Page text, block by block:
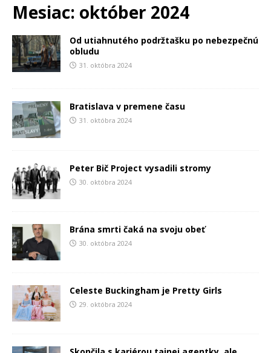
Mesiac: október 2024
Od utiahnutého podržtašku po nebezpečnú
obludu
31. októbra 2024
Bratislava v premene času
31. októbra 2024
Peter Bič Project vysadili stromy
30. októbra 2024
Brána smrti čaká na svoju obeť
30. októbra 2024
Celeste Buckingham je Pretty Girls
29. októbra 2024